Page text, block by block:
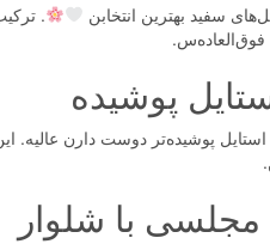
سفید بهترین انتخابن
.
پوشیده
پوشیده‌تر دوست دارن عالیه.
با شلوار